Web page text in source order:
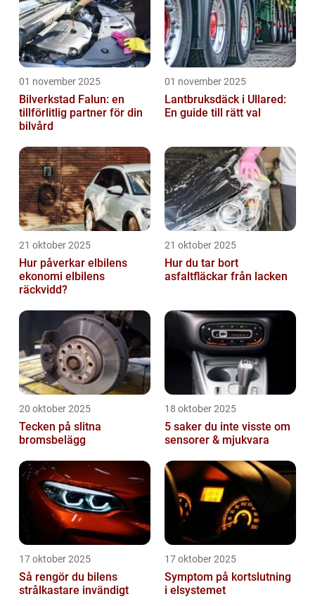
01 november 2025
Bilverkstad Falun: en
tillförlitlig partner för din
bilvård
01 november 2025
Lantbruksdäck i Ullared:
En guide till rätt val
21 oktober 2025
Hur påverkar elbilens
ekonomi elbilens
räckvidd?
21 oktober 2025
Hur du tar bort
asfaltfläckar från lacken
20 oktober 2025
Tecken på slitna
bromsbelägg
18 oktober 2025
5 saker du inte visste om
sensorer & mjukvara
17 oktober 2025
Så rengör du bilens
strålkastare invändigt
17 oktober 2025
Symptom på kortslutning
i elsystemet